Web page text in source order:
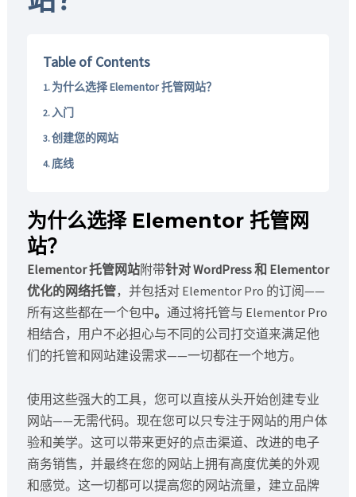
Table of Contents
为什么选择 Elementor 托管网站？
入门
创建您的网站
底线
为什么选择 Elementor 托管网
站？
Elementor 托管网站附带针对 WordPress 和 Elementor
优化的网络托管，并包括对 Elementor Pro 的订阅——
所有这些都在一个包中。 通过将托管与 Elementor Pro
相结合，用户不必担心与不同的公司打交道来满足他
们的托管和网站建设需求——一切都在一个地方。
使用这些强大的工具，您可以直接从头开始创建专业
网站——无需代码。现在您可以只专注于网站的用户体
验和美学。这可以带来更好的点击渠道、改进的电子
商务销售，并最终在您的网站上拥有高度优美的外观
和感觉。这一切都可以提高您的网站流量，建立品牌